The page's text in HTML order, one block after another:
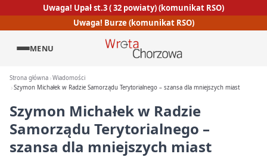
Uwaga! Upał st.3 ( 32 powiaty) (komunikat RSO)
Uwaga! Burze (komunikat RSO)
MENU
Strona główna Wiadomości
Szymon Michałek w Radzie Samorządu Terytorialnego – szansa dla mniejszych miast
Szymon Michałek w Radzie
Samorządu Terytorialnego –
szansa dla mniejszych miast